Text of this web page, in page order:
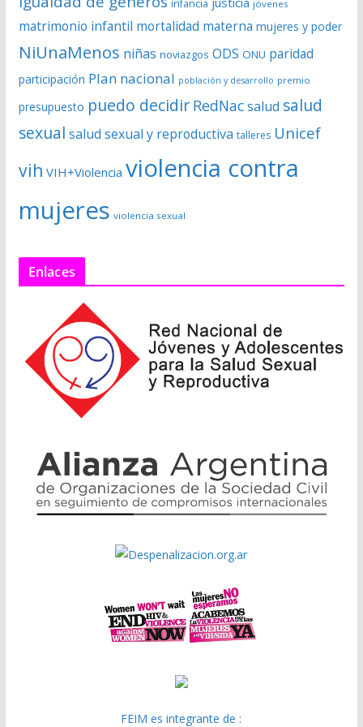
infancia jóvenes
matrimonio infantil mortalidad materna mujeres y poder
NiUnaMenos niñas noviazgos ODS ONU paridad
participación Plan nacional población y desarrollo premio
presupuesto puedo decidir RedNacsalud salud
sexual salud sexual y reproductiva talleres Unicef
vih VIH+Violencia violencia contra
mujeres violencia sexual
Enlaces
FEIM es integrante de :